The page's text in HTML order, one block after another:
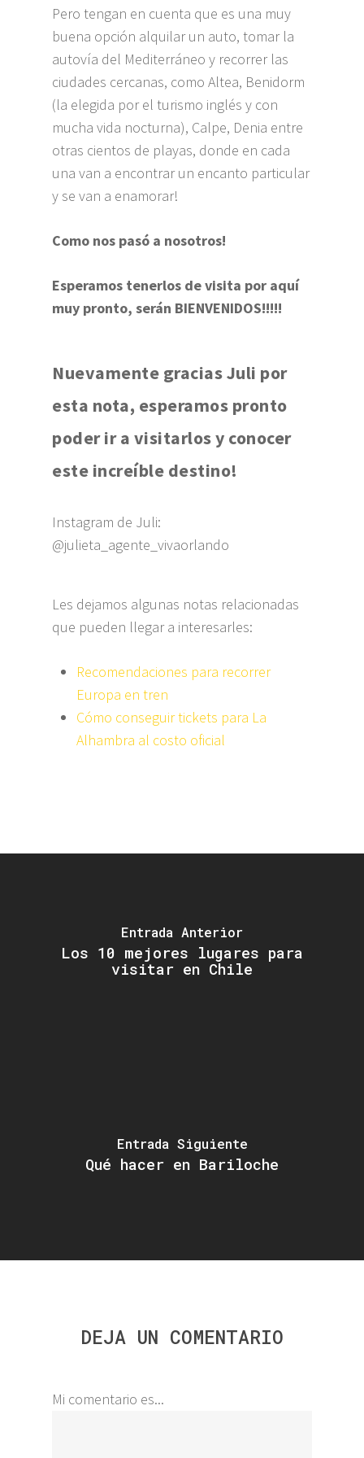
Pero tengan en cuenta que es una muy
buena opción alquilar un auto, tomar la
autovía del Mediterráneo y recorrer las
ciudades cercanas, como Altea, Benidorm
(la elegida por el turismo inglés y con
mucha vida nocturna), Calpe, Denia entre
otras cientos de playas, donde en cada
una van a encontrar un encanto particular
y se van a enamorar!
Como nos pasó a nosotros!
Esperamos tenerlos de visita por aquí
muy pronto, serán BIENVENIDOS!!!!!
Nuevamente gracias Juli por
esta nota, esperamos pronto
poder ir a visitarlos y conocer
este increíble destino!
Instagram de Juli:
@julieta_agente_vivaorlando
Les dejamos algunas notas relacionadas
que pueden llegar a interesarles:
Recomendaciones para recorrer
Europa en tren
Cómo conseguir tickets para La
Alhambra al costo oficial
Entrada Anterior
Los 10 mejores lugares para
visitar en Chile
Entrada Siguiente
Qué hacer en Bariloche
DEJA UN COMENTARIO
Mi comentario es...